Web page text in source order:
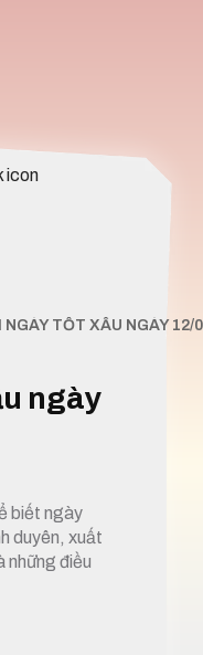
NGÀY TỐT XẤU NGÀY 12/
ngày
biết ngày
duyên, xuất
những điều